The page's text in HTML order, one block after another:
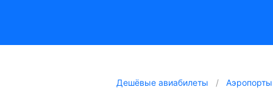
Дешёвые авиабилеты Аэропорты